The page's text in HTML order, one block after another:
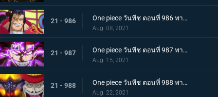
21 - 986 One piece วันพีช ตอนที่ 986 พากย์ไทย ดนตรีต่อสู้ พลังที่จู่โจมใส่ลูฟี่
Aug. 08, 2021
21 - 987 One piece วันพีช ตอนที่ 987 พากย์ไทย ฝันแตกสลาย กับดักล่อลวงซันจิ
Aug. 15, 2021
21 - 988 One piece วันพีช ตอนที่ 988 พากย์ไทย กำลังเสริมมาถึง! หัวหน้าหน่วยกลุ่มโจรสลัดหนวดขาว
Aug. 22, 2021